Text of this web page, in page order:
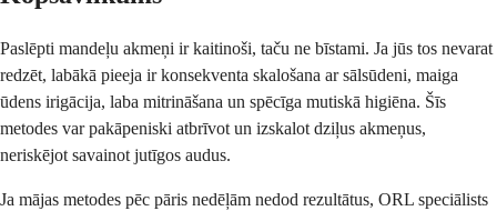
Paslēpti mandeļu akmeņi ir kaitinoši, taču ne bīstami. Ja jūs tos nevarat
redzēt, labākā pieeja ir konsekventa skalošana ar sālsūdeni, maiga
ūdens irigācija, laba mitrināšana un spēcīga mutiskā higiēna. Šīs
metodes var pakāpeniski atbrīvot un izskalot dziļus akmeņus,
neriskējot savainot jutīgos audus.
Ja mājas metodes pēc pāris nedēļām nedod rezultātus, ORL speciālists